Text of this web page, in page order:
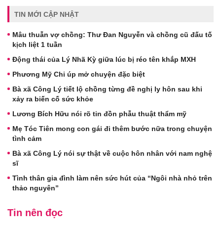
TIN MỚI CẬP NHẬT
Mâu thuẫn vợ chồng: Thư Đan Nguyễn và chồng cũ đấu tố
kịch liệt 1 tuần
Động thái của Lý Nhã Kỳ giữa lúc bị réo tên khắp MXH
Phương Mỹ Chi úp mở chuyện đặc biệt
Bà xã Công Lý tiết lộ chồng từng đề nghị ly hôn sau khi
xảy ra biến cố sức khỏe
Lương Bích Hữu nói rõ tin đồn phẫu thuật thẩm mỹ
Mẹ Tóc Tiên mong con gái đi thêm bước nữa trong chuyện
tình cảm
Bà xã Công Lý nói sự thật về cuộc hôn nhân với nam nghệ
sĩ
Tình thân gia đình làm nên sức hút của “Ngôi nhà nhỏ trên
thảo nguyên”
Tin nên đọc